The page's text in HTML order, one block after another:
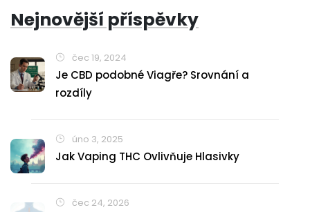
Nejnovější příspěvky
čec 19, 2024
Je CBD podobné Viagře? Srovnání a
rozdíly
úno 3, 2025
Jak Vaping THC Ovlivňuje Hlasivky
čec 24, 2026